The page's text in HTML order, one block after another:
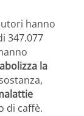
hanno
347.077
la
di caffè.